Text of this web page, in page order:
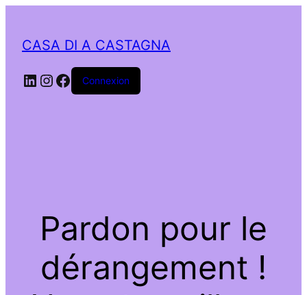
CASA DI A CASTAGNA
LinkedIn
Instagram
Facebook
Connexion
Pardon pour le
dérangement !